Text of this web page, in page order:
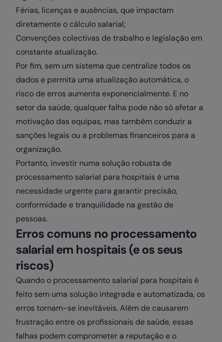
Férias, licenças e ausências, que impactam
diretamente o cálculo salarial;
Convenções colectivas de trabalho e legislação em
constante atualização.
Por fim, sem um sistema que centralize todos os
dados e permita uma atualização automática, o
risco de erros aumenta exponencialmente. E no
setor da saúde, qualquer falha pode não só afetar a
motivação das equipas, mas também conduzir a
sanções legais ou a problemas financeiros para a
organização.
Portanto, investir numa solução robusta de
processamento salarial para hospitais é uma
necessidade urgente para garantir precisão,
conformidade e tranquilidade na gestão de
pessoas.
Erros comuns no processamento
salarial em hospitais (e os seus
riscos)
Quando o processamento salarial para hospitais é
feito sem uma solução integrada e automatizada, os
erros tornam-se inevitáveis. Além de causarem
frustração entre os profissionais de saúde, essas
falhas podem comprometer a reputação e o